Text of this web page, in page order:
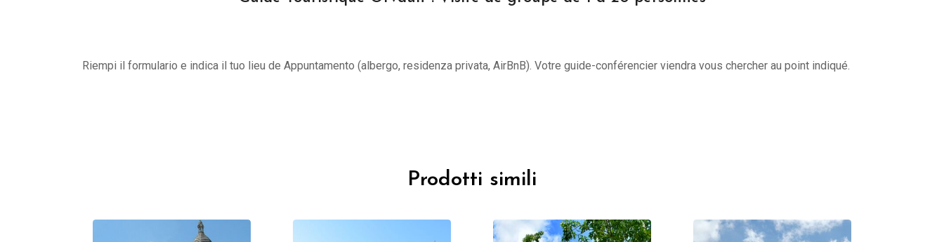
Riempi il formulario e indica il tuo lieu de Appuntamento (albergo, residenza privata, AirBnB). Votre guide-conférencier viendra vous chercher au point indiqué.
Prodotti simili